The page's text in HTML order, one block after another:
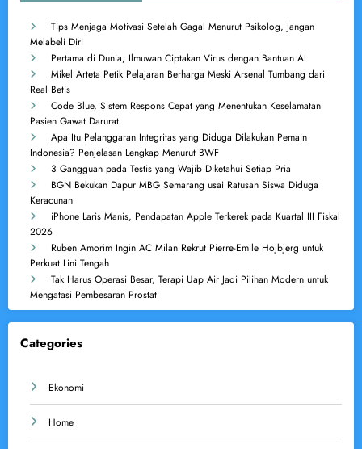
Tips Menjaga Motivasi Setelah Gagal Menurut Psikolog, Jangan
Melabeli Diri
Pertama di Dunia, Ilmuwan Ciptakan Virus dengan Bantuan AI
Mikel Arteta Petik Pelajaran Berharga Meski Arsenal Tumbang dari
Real Betis
Code Blue, Sistem Respons Cepat yang Menentukan Keselamatan
Pasien Gawat Darurat
Apa Itu Pelanggaran Integritas yang Diduga Dilakukan Pemain
Indonesia? Penjelasan Lengkap Menurut BWF
3 Gangguan pada Testis yang Wajib Diketahui Setiap Pria
BGN Bekukan Dapur MBG Semarang usai Ratusan Siswa Diduga
Keracunan
iPhone Laris Manis, Pendapatan Apple Terkerek pada Kuartal III Fiskal
2026
Ruben Amorim Ingin AC Milan Rekrut Pierre-Emile Hojbjerg untuk
Perkuat Lini Tengah
Tak Harus Operasi Besar, Terapi Uap Air Jadi Pilihan Modern untuk
Mengatasi Pembesaran Prostat
Categories
Ekonomi
Home